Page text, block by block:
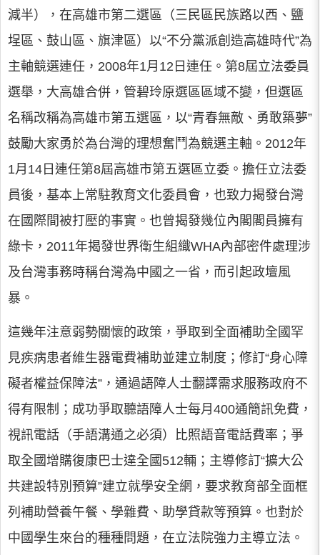
減半），在高雄市第二選區（三民區民族路以西、鹽
埕區、鼓山區、旗津區）以“不分黨派創造高雄時代”為
主軸競選連任，2008年1月12日連任。第8屆立法委員
選舉，大高雄合併，管碧玲原選區區域不變，但選區
名稱改稱為高雄市第五選區，以“青春無敵、勇敢築夢”
鼓勵大家勇於為台灣的理想奮鬥為競選主軸。2012年
1月14日連任第8屆高雄市第五選區立委。擔任立法委
員後，基本上常駐教育文化委員會，也致力揭發台灣
在國際間被打壓的事實。也曾揭發幾位內閣閣員擁有
綠卡，2011年揭發世界衛生組織WHA內部密件處理涉
及台灣事務時稱台灣為中國之一省，而引起政壇風
暴。
這幾年注意弱勢關懷的政策，爭取到全面補助全國罕
見疾病患者維生器電費補助並建立制度；修訂“身心障
礙者權益保障法”，通過語障人士翻譯需求服務政府不
得有限制；成功爭取聽語障人士每月400通簡訊免費，
視訊電話（手語溝通之必須）比照語音電話費率；爭
取全國增購復康巴士達全國512輛；主導修訂“擴大公
共建設特別預算”建立就學安全網，要求教育部全面框
列補助營養午餐、學雜費、助學貸款等預算。也對於
中國學生來台的種種問題，在立法院強力主導立法。